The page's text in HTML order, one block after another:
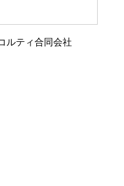
ルティ合同会社